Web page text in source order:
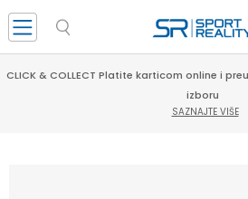
CLICK & COLLECT Platite karticom online i
izboru
SAZNAJTE VIŠE